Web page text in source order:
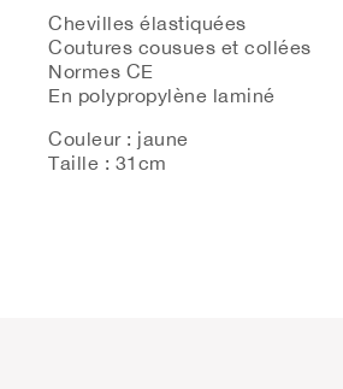
Chevilles élastiquées
Coutures cousues et collées
Normes CE
En polypropylène laminé
Couleur : jaune
Taille : 31cm